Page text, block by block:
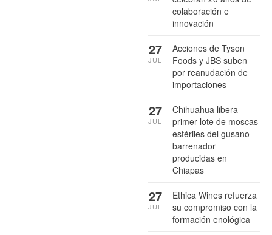
colaboración e
innovación
Acciones de Tyson
Foods y JBS suben
por reanudación de
importaciones
27
JUL
Chihuahua libera
primer lote de moscas
estériles del gusano
barrenador
producidas en
Chiapas
27
JUL
Ethica Wines refuerza
su compromiso con la
formación enológica
27
JUL